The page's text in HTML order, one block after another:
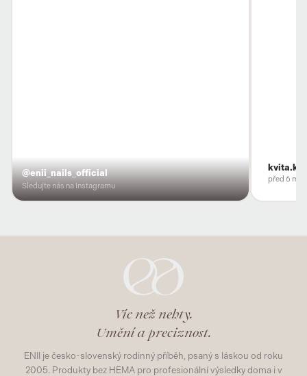
@enii_nails_official
Sledujte nás na Instagramu
před 6
Víc než nehty.
Umění a preciznost.
ENII je česko-slovenský rodinný příběh, psaný s láskou od roku
2005. Produkty bez HEMA pro profesionální výsledky doma i v